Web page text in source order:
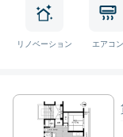
リノベーション エアコン